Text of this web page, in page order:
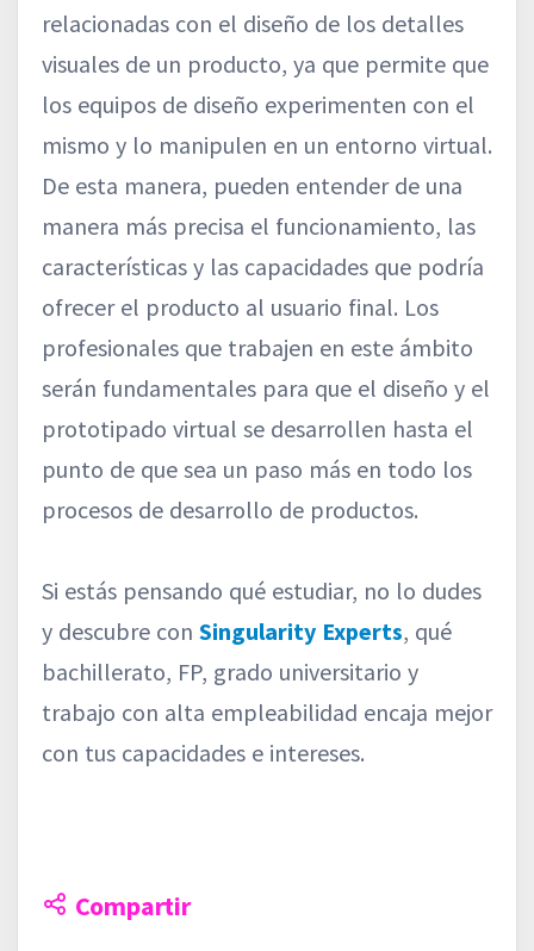
relacionadas con el diseño de los detalles
visuales de un producto, ya que permite que
los equipos de diseño experimenten con el
mismo y lo manipulen en un entorno virtual.
De esta manera, pueden entender de una
manera más precisa el funcionamiento, las
características y las capacidades que podría
ofrecer el producto al usuario final. Los
profesionales que trabajen en este ámbito
serán fundamentales para que el diseño y el
prototipado virtual se desarrollen hasta el
punto de que sea un paso más en todo los
procesos de desarrollo de productos.
Si estás pensando qué estudiar, no lo dudes
y descubre con Singularity Experts, qué
bachillerato, FP, grado universitario y
trabajo con alta empleabilidad encaja mejor
con tus capacidades e intereses.
Compartir